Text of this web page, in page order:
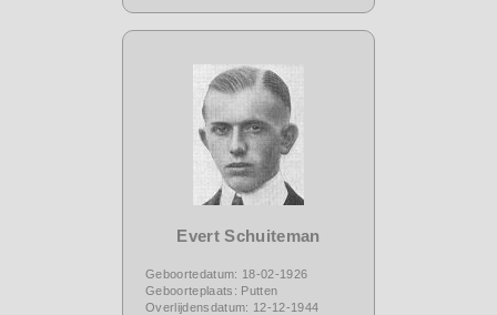
Evert Schuiteman
Geboortedatum: 18-02-1926
Geboorteplaats: Putten
Overlijdensdatum: 12-12-1944